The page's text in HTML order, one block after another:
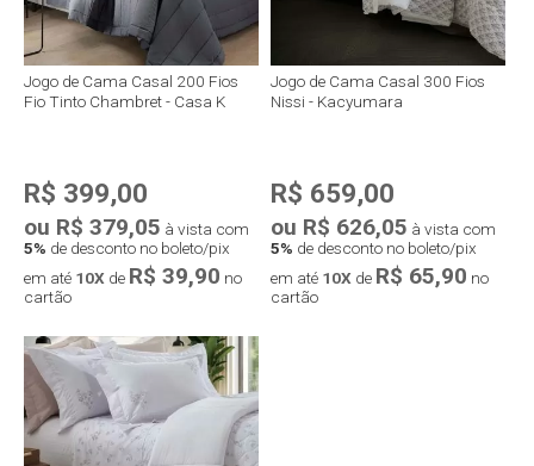
Jogo de Cama Casal 200 Fios
Fio Tinto Chambret - Casa K
R$ 399,00
ou R$ 379,05 à vista com
5% de desconto no boleto/pix
em até 10X de R$ 39,90 no
cartão
Jogo de Cama Casal 300 Fios
Nissi - Kacyumara
R$ 659,00
ou R$ 626,05 à vista com
5% de desconto no boleto/pix
em até 10X de R$ 65,90 no
cartão